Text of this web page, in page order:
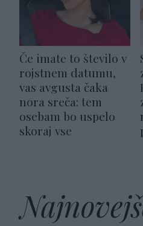
Če imate to število v
rojstnem datumu,
vas avgusta čaka
nora sreča: tem
osebam bo uspelo
skoraj vse